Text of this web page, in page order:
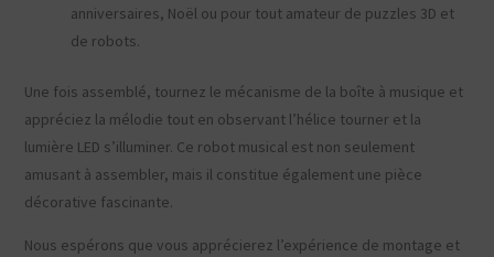
anniversaires, Noël ou pour tout amateur de puzzles 3D et
de robots.
Une fois assemblé, tournez le mécanisme de la boîte à musique et
appréciez la mélodie tout en observant l’hélice tourner et la
lumière LED s’illuminer. Ce robot musical est non seulement
amusant à assembler, mais il constitue également une pièce
décorative fascinante.
Nous espérons que vous apprécierez l’expérience de montage et